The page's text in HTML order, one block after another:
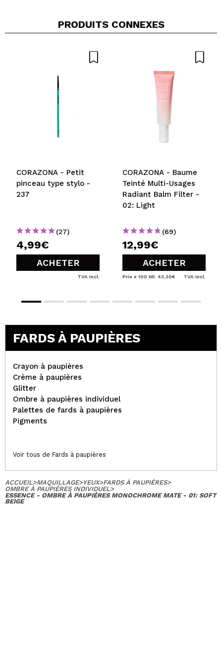
Votre vidéo pourrait être la première. Imaginez...
PRODUITS CONNEXES
CORAZONA - Petit
pinceau type stylo -
237
(27)
4,99€
ACHETER
TVA Incl.
CORAZONA - Baume
Teinté Multi-Usages
Radiant Balm Filter -
02: Light
(69)
12,99€
ACHETER
Prix x 100 Ml: 43,30€ TVA Incl.
FARDS À PAUPIÈRES
Crayon à paupières
Crème à paupières
Glitter
Ombre à paupières individuel
Palettes de fards à paupières
Pigments
Voir tous de Fards à paupières
ACCUEIL>MAQUILLAGE>YEUX>FARDS À PAUPIÈRES>
OMBRE À PAUPIÈRES INDIVIDUEL>
ESSENCE - OMBRE À PAUPIÈRES MONOCHROME MATE - 01: SOFT
BEIGE